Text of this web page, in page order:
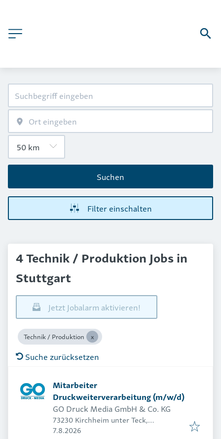
Suchen
Filter einschalten
4 Technik / Produktion Jobs in
Stuttgart
Jetzt Jobalarm aktivieren!
Technik / Produktion
Suche zurücksetzen
Mitarbeiter
Druckweiterverarbeitung (m/w/d)
GO Druck Media GmbH & Co. KG
73230 Kirchheim unter Teck,
Deutschland
Veröffentlicht
7.8.2026